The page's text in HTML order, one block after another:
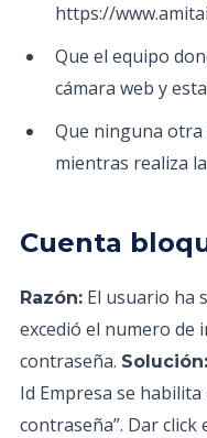
https://
Que el equipo
cámara web y
Que ninguna otra
mientras realiza
Cuenta
Razón: El usuario ha
excedió el numero de
contraseña. Solución:
Id Empresa se
contraseña”. Dar